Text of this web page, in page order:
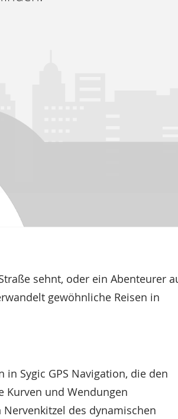
sehnt, oder ein Abenteurer
gewöhnliche Reisen in
Sygic GPS Navigation, die den
Kurven und Wendungen
des dynamischen